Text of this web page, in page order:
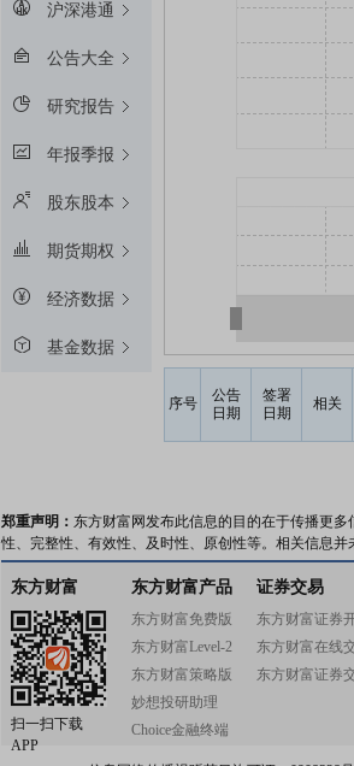
沪深港通
公告大全
研究报告
年报季报
股东股本
期货期权
经济数据
基金数据
序号
公告
日期
签署
日期
相关
郑重声明： 东方财富网发布此信息的目的在于传播更
性、完整性、有效性、及时性、原创性等。相关信息
东方财富
扫一扫下载
APP
东方财富产品
东方财富免费版
东方财富Level-2
东方财富策略版
妙想投研助理
Choice金融终端
证券交易
东方财富证券
东方财富在线
东方财富证券